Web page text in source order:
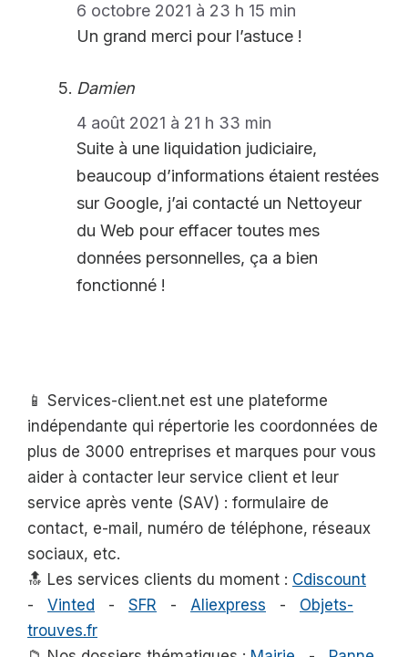
6 octobre 2021 à 23 h 15 min
Un grand merci pour l’astuce !
Damien
4 août 2021 à 21 h 33 min
Suite à une liquidation judiciaire,
beaucoup d’informations étaient restées
sur Google, j’ai contacté un Nettoyeur
du Web pour effacer toutes mes
données personnelles, ça a bien
fonctionné !
📱 Services-client.net est une plateforme
indépendante qui répertorie les coordonnées de
plus de 3000 entreprises et marques pour vous
aider à contacter leur service client et leur
service après vente (SAV) : formulaire de
contact, e-mail, numéro de téléphone, réseaux
sociaux, etc.
🔝 Les services clients du moment : Cdiscount
- Vinted - SFR - Aliexpress - Objets-
trouves.fr